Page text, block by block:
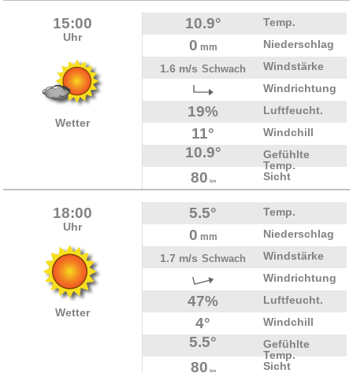
15:00
Uhr
Wetter
10.9° Temp.
0 mm
Niederschlag
1.6 m/s Schwach
Windstärke
Windrichtung
19% Luftfeucht.
11° Windchill
10.9°
Gefühlte
Temp.
80 km Sicht
18:00
Uhr
Wetter
5.5° Temp.
0 mm
Niederschlag
1.7 m/s Schwach
Windstärke
Windrichtung
47% Luftfeucht.
4° Windchill
5.5°
Gefühlte
Temp.
80 km Sicht